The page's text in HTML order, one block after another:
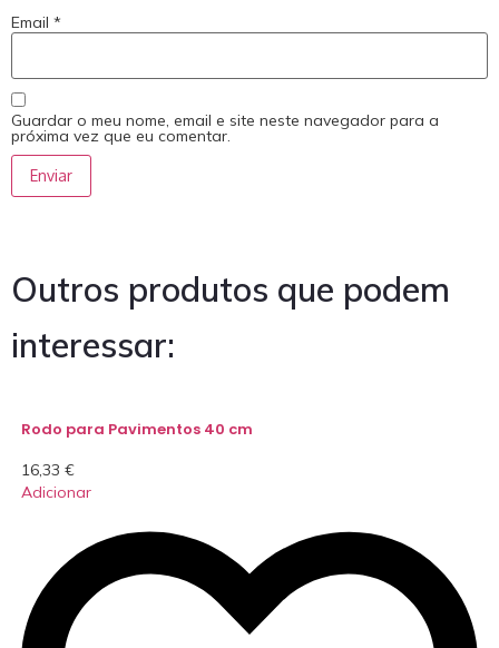
Email *
Guardar o meu nome, email e site neste navegador para a
próxima vez que eu comentar.
Outros produtos que podem
interessar:
Rodo para Pavimentos 40 cm
16,33 €
Adicionar